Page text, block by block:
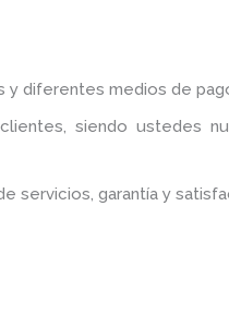
y diferentes medios de
siendo ustedes
servicios, garantía y